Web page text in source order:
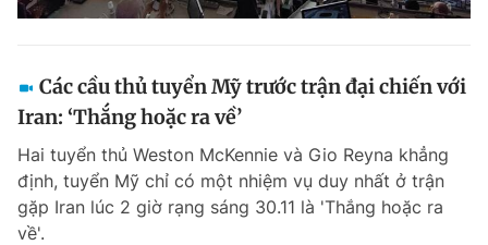
Các cầu thủ tuyển Mỹ trước trận đại chiến với
Iran: ‘Thắng hoặc ra về’
Hai tuyển thủ Weston McKennie và Gio Reyna khẳng
định, tuyển Mỹ chỉ có một nhiệm vụ duy nhất ở trận
gặp Iran lúc 2 giờ rạng sáng 30.11 là 'Thắng hoặc ra
về'.